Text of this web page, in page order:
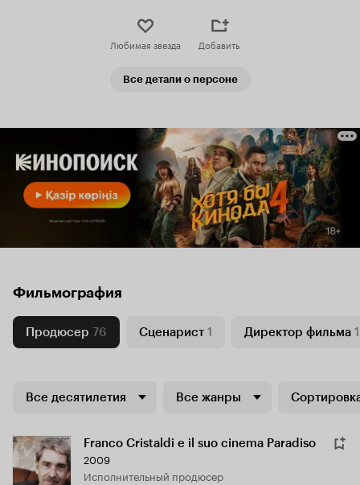
Любимая звезда Добавить
Все детали о персоне
Фильмография
Продюсер 76 Сценарист 1 Директор фильма 1
Все десятилетия Все жанры
Franco Cristaldi e il suo cinema Paradiso
2009
исполнительный продюсер